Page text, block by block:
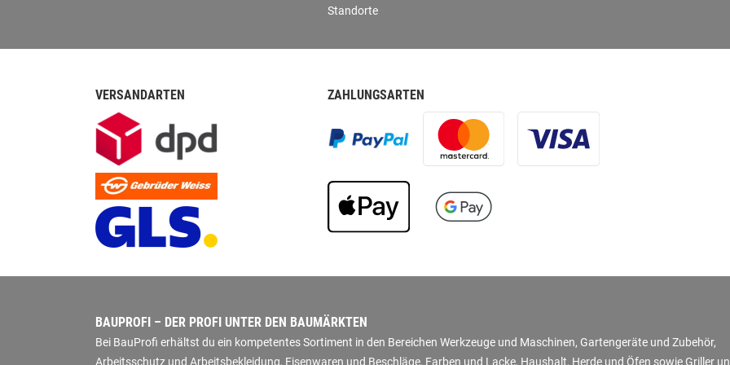
Standorte
VERSANDARTEN ZAHLUNGSARTEN
BAUPROFI – DER PROFI UNTER DEN BAUMÄRKTEN
Bei BauProfi erhältst du ein kompetentes Sortiment in den Bereichen Werkzeuge und Maschinen, Gartengeräte und Zubehör,
Arbeitsschutz und Arbeitsbekleidung, Eisenwaren und Beschläge, Farben und Lacke, Haushalt, Herde und Öfen sowie Griller